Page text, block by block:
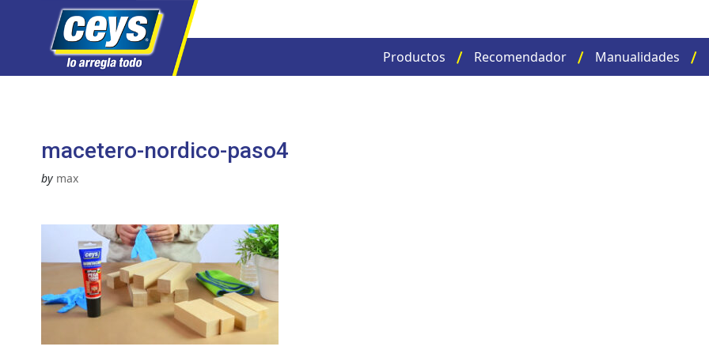
Productos Recomendador Manualidades
macetero-nordico-paso4
by max